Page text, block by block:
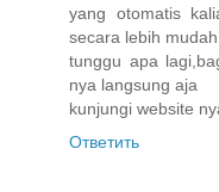
yang otomatis
secara lebih mudah
tunggu apa
nya langsung aja
kunjungi website
Ответить